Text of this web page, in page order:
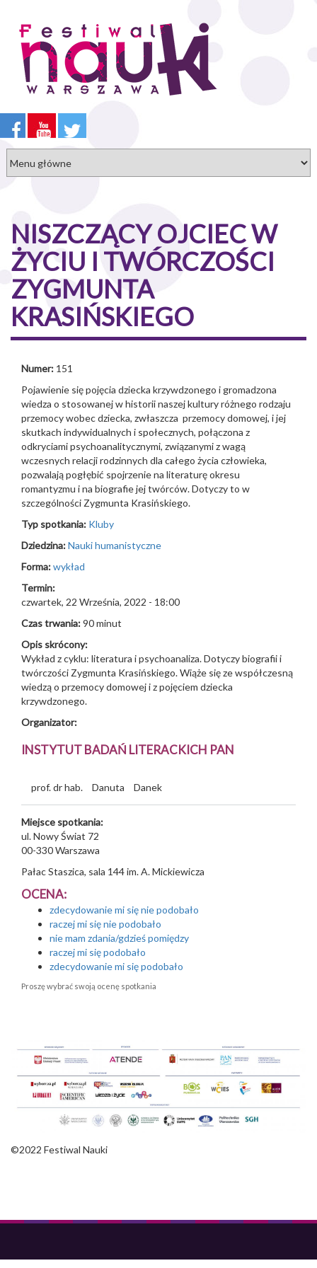
treści
NISZCZĄCY OJCIEC W
ŻYCIU I TWÓRCZOŚCI
ZYGMUNTA
KRASIŃSKIEGO
Numer: 151
Pojawienie się pojęcia dziecka krzywdzonego i gromadzona
wiedza o stosowanej w historii naszej kultury różnego rodzaju
przemocy wobec dziecka, zwłaszcza przemocy domowej, i jej
skutkach indywidualnych i społecznych, połączona z
odkryciami psychoanalitycznymi, związanymi z wagą
wczesnych relacji rodzinnych dla całego życia człowieka,
pozwalają pogłębić spojrzenie na literaturę okresu
romantyzmu i na biografie jej twórców. Dotyczy to w
szczególności Zygmunta Krasińskiego.
Typ spotkania: Kluby
Dziedzina:Nauki humanistyczne
Forma:wykład
Termin:
czwartek, 22 Września, 2022 - 18:00
Czas trwania:90 minut
Opis skrócony:
Wykład z cyklu: literatura i psychoanaliza. Dotyczy biografii i
twórczości Zygmunta Krasińskiego. Wiąże się ze współczesną
wiedzą o przemocy domowej i z pojęciem dziecka
krzywdzonego.
Organizator:
INSTYTUT BADAŃ LITERACKICH PAN
prof. dr hab. Danuta Danek
Miejsce spotkania:
ul. Nowy Świat 72
00-330Warszawa
Pałac Staszica, sala 144 im. A. Mickiewicza
OCENA:
zdecydowanie mi się nie podobało
raczej mi się nie podobało
nie mam zdania/gdzieś pomiędzy
raczej mi się podobało
zdecydowanie mi się podobało
Proszę wybrać swoją ocenę spotkania
©2022 Festiwal Nauki